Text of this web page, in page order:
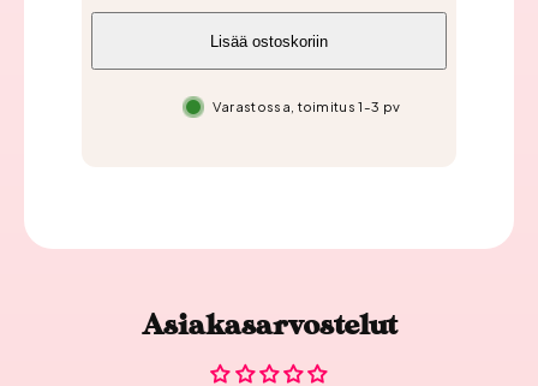
Lisää ostoskoriin
Varastossa, toimitus 1-3 pv
Asiakasarvostelut